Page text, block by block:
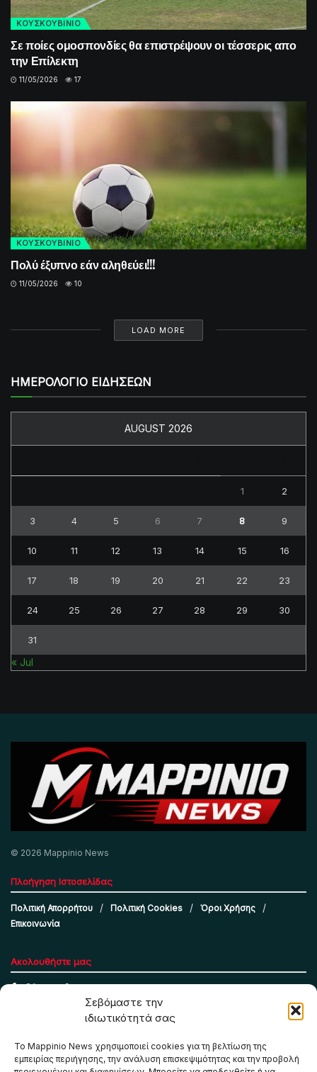
Σεβόμαστε την
ιδιωτικότητά σας
Το Mappinio News χρησιμοποιεί cookies για τη βελτίωση της
εμπειρίας περιήγησης, την ανάλυση επισκεψιμότητας και την προβολή
ΚΟΥΣΚΟΥΒΙΝΙΟ
Σε ποίες ομοσπονδίες θα επιστρέψουν οι τέσσερις απο
την Επίλεκτη
11/05/2026 17
ΚΟΥΣΚΟΥΒΙΝΙΟ
Πολύ έξυπνο εάν αληθεύει!!!
11/05/2026 10
LOAD MORE
ΗΜΕΡΟΛΟΓΙΟ ΕΙΔΗΣΕΩΝ
AUGUST 2026
1 2
3 4 5 6 7 8 9
10 11 12 13 14 15 16
17 18 19 20 21 22 23
24 25 26 27 28 29 30
31
« Jul
© 2026 Mappinio News
Πλοήγηση Ιστοσελίδας
Πολιτική Απορρήτου Πολιτική Cookies
Όροι Χρήσης
Επικοινωνία
Ακολουθήστε μας